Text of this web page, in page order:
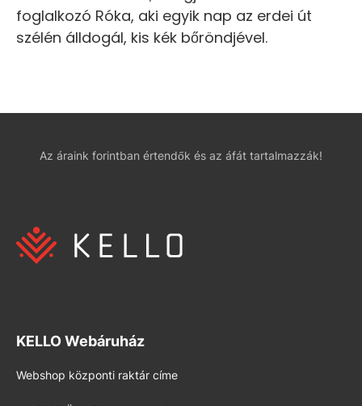
foglalkozó Róka, aki egyik nap az erdei út
szélén álldogál, kis kék bőröndjével.
Az áraink forintban értendők és az áfát tartalmazzák!
KELLO Webáruház
Webshop központi raktár címe